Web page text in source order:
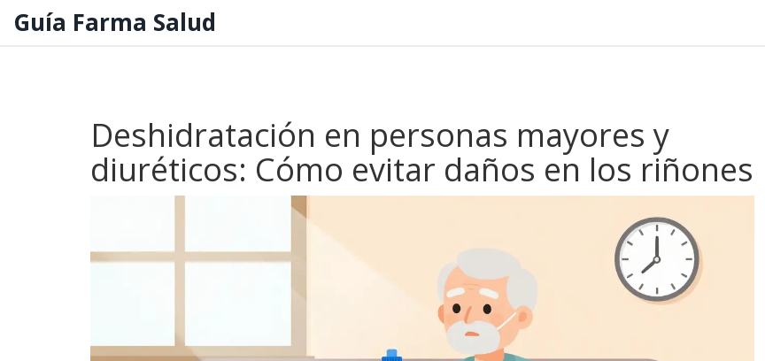
Guía Farma Salud
Deshidratación en personas mayores y
diuréticos: Cómo evitar daños en los riñones